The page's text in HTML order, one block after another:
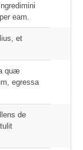
eam.
et
quæ
egressa
de